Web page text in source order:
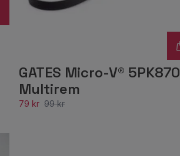
GATES Micro-V® 5PK870
Multirem
79 kr 99 kr